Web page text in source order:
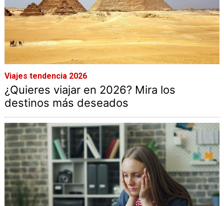
Viajes tendencia 2026
¿Quieres viajar en 2026? Mira los
destinos más deseados